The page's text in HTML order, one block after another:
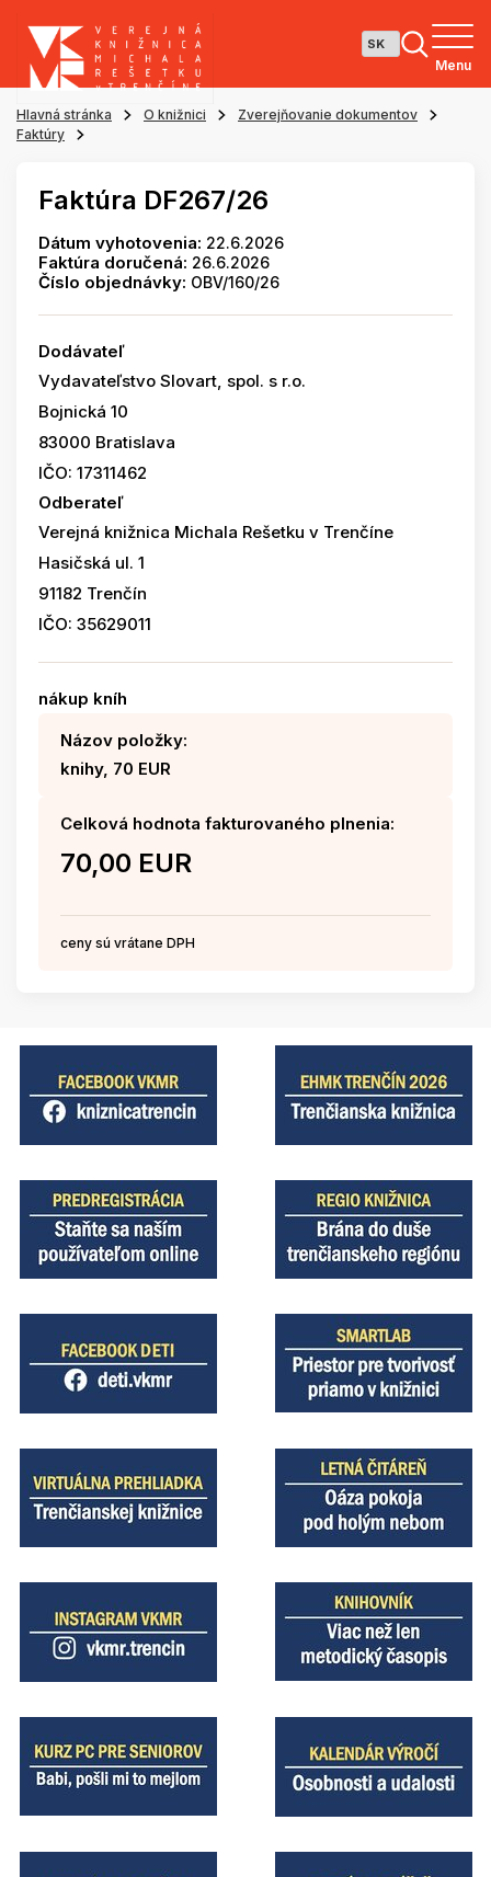
Menu
Hlavná stránka O knižnici
Zverejňovanie dokumentov
Faktúry
Faktúra DF267/26
Dátum vyhotovenia: 22.6.2026
Faktúra doručená: 26.6.2026
Číslo objednávky: OBV/160/26
Dodávateľ
Vydavateľstvo Slovart, spol. s r.o.
Bojnická 10
83000 Bratislava
IČO: 17311462
Odberateľ
Verejná knižnica Michala Rešetku v Trenčíne
Hasičská ul. 1
91182 Trenčín
IČO: 35629011
nákup kníh
Názov položky:
knihy, 70 EUR
Celková hodnota fakturovaného plnenia:
70,00 EUR
ceny sú vrátane DPH